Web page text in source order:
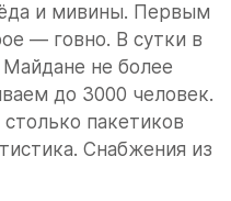
и мивины. Первым
— говно. В сутки в
не более
до 3000 человек.
пакетиков
Снабжения из